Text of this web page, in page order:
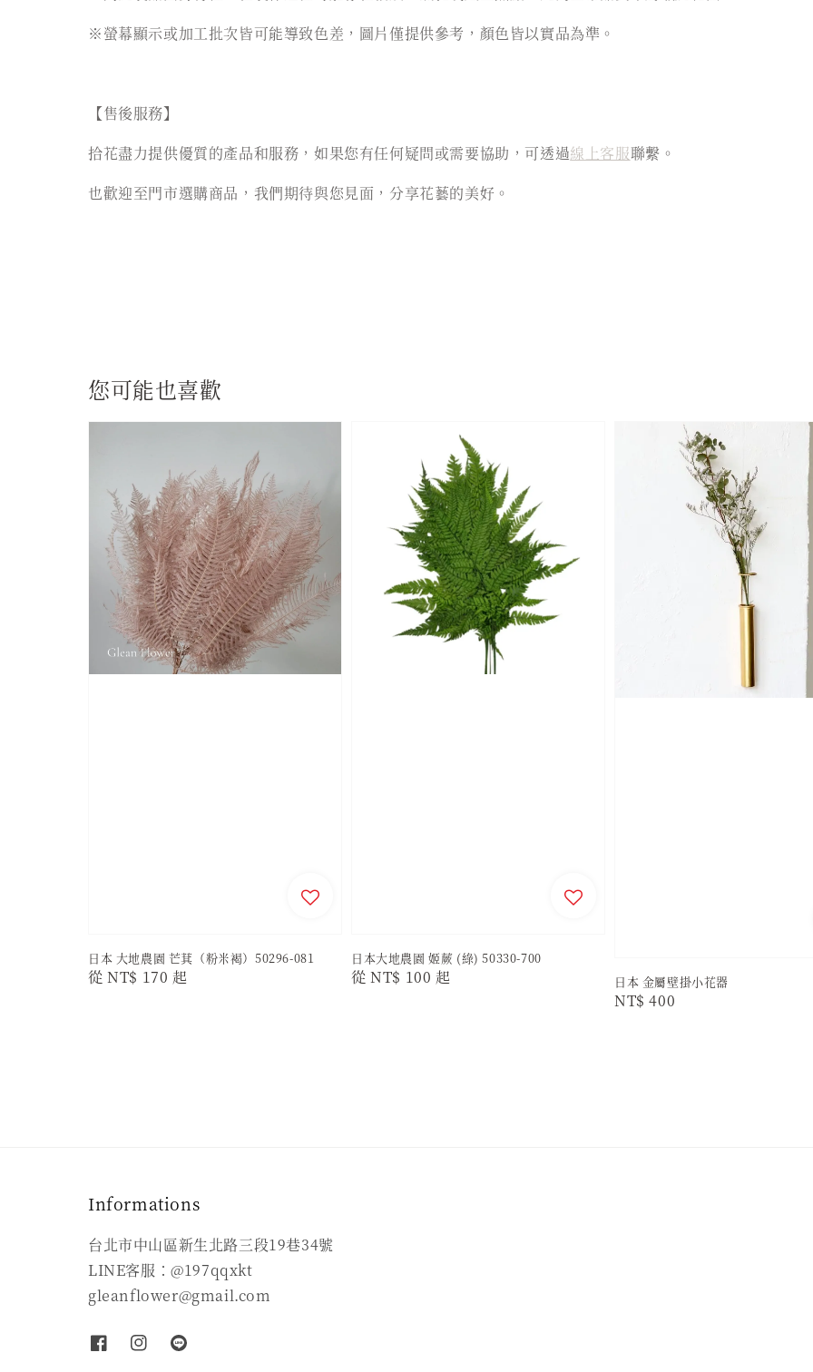
※螢幕顯示或加工批次皆可能導致色差，圖片僅提供參考，顏色皆以實品為準。
【售後服務】
拾花盡力提供優質的產品和服務，如果您有任何疑問或需要協助，可透過線上客服聯繫。
也歡迎至門市選購商品，我們期待與您見面，分享花藝的美好。
您可能也喜歡
日本 大地農園 芒萁（粉米褐）50296-081
Regular
從NT$ 170 起
日本大地農園 姬蕨 (綠) 50330-700
Regular
從NT$ 100 起 日本 金屬壁掛小花器
Regular
NT$ 400
Informations
台北市中山區新生北路三段19巷34號
LINE客服：@197qqxkt
gleanflower@gmail.com